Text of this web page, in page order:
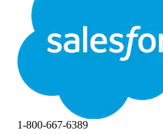
Cerrar Cerrar
1-800-667-6389